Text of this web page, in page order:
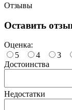
Отзывы
Оставить
Оценка:
5
4 3
Достоинства
Недостатки